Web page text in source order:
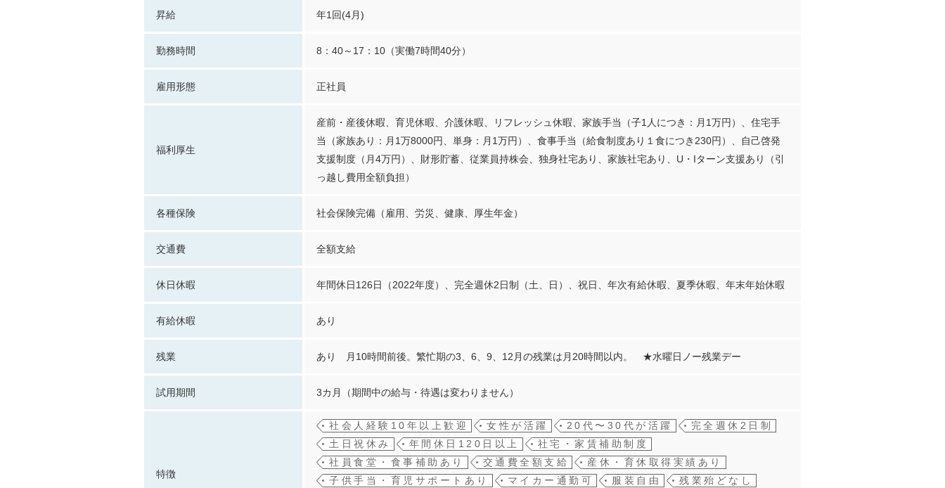
昇給 年1回(4月)
勤務時間 8：40～17：10（実働7時間40分）
雇用形態 正社員
福利厚生
産前・産後休暇、育児休暇、介護休暇、リフレッシュ休暇、家族手当（子1人につき：月1万円）、住宅手
当（家族あり：月1万8000円、単身：月1万円）、食事手当（給食制度あり１食につき230円）、自己啓発
支援制度（月4万円）、財形貯蓄、従業員持株会、独身社宅あり、家族社宅あり、U・Iターン支援あり（引
っ越し費用全額負担）
各種保険 社会保険完備（雇用、労災、健康、厚生年金）
交通費 全額支給
休日休暇 年間休日126日（2022年度）、完全週休2日制（土、日）、祝日、年次有給休暇、夏季休暇、年末年始休暇
有給休暇 あり
残業 あり 月10時間前後。繁忙期の3、6、9、12月の残業は月20時間以内。 ★水曜日ノー残業デー
試用期間 3カ月（期間中の給与・待遇は変わりません）
特徴
社会人経験10年以上歓迎 女性が活躍 20代〜30代が活躍
完全週休2日制
土日祝休み
年間休日120日以上
社宅・家賃補助制度
社員食堂・食事補助あり
交通費全額支給
産休・育休取得実績あり
子供手当・育児サポートあり
マイカー通勤可 服装自由
残業殆どなし